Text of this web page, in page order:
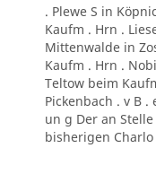
. Plewe S in
Kaufm . Hrn .
Mittenwalde in
Kaufm . Hrn .
Teltow beim
Pickenbach . v B .
un g Der an
bisherigen Charlo